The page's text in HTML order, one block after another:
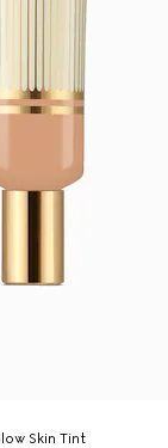
Skin Tint